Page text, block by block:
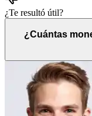
¿Te resultó útil?
¿Cuántas